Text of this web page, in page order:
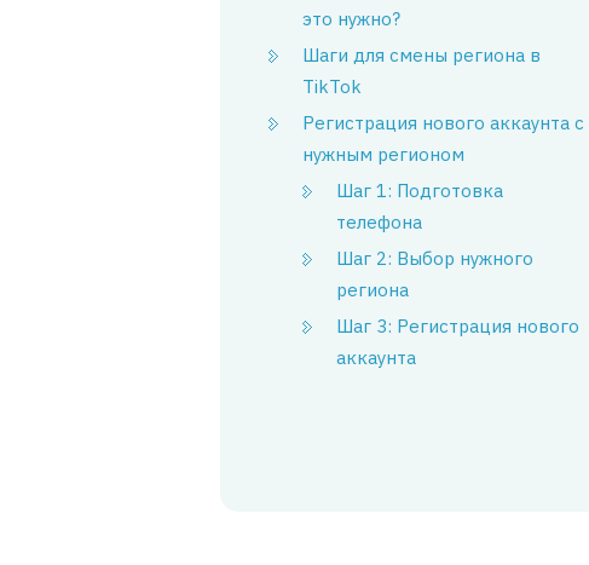
это нужно?
Шаги для смены региона в
TikTok
Регистрация нового аккаунта с
нужным регионом
Шаг 1: Подготовка
телефона
Шаг 2: Выбор нужного
региона
Шаг 3: Регистрация нового
аккаунта